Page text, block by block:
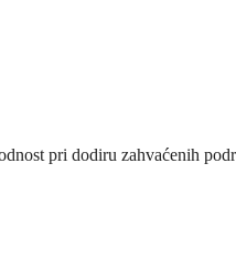
pri dodiru zahvaćenih